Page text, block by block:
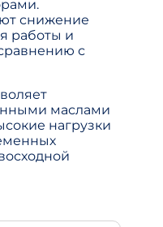
снижение
работы и
с
маслами
нагрузки